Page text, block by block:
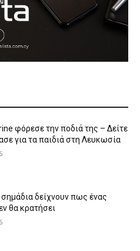
φόρεσε την ποδιά της – Δείτε
για τα παιδιά στη Λευκωσία
δείχνουν πως ένας
θα κρατήσει